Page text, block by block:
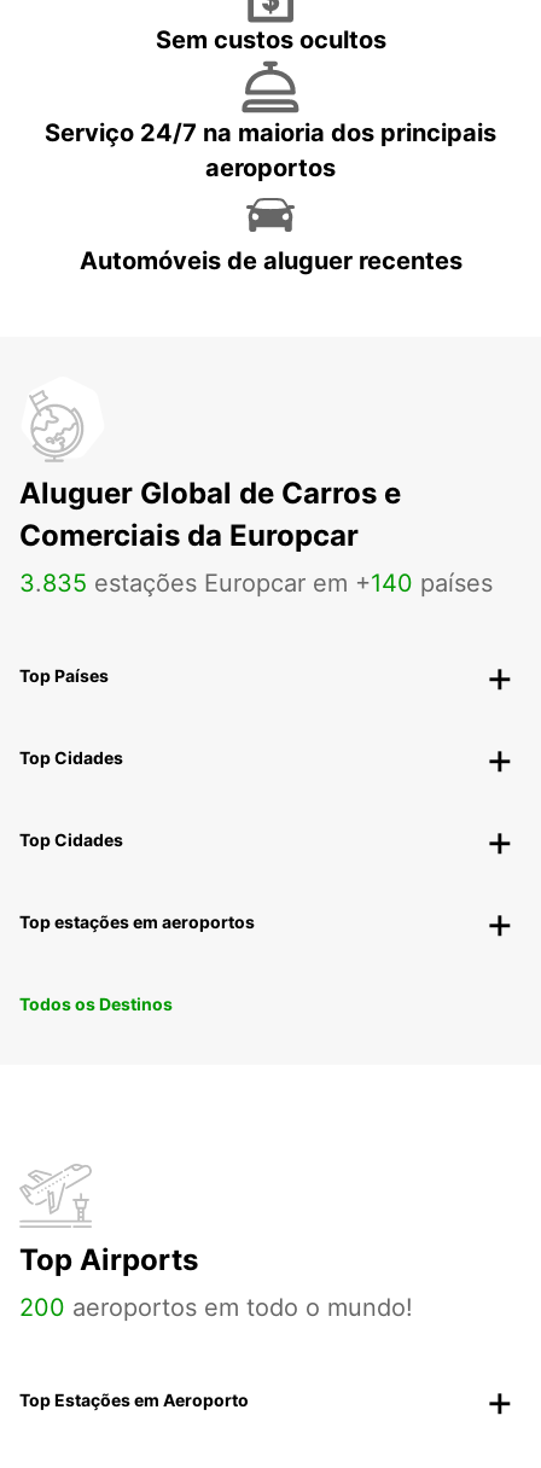
Sem custos ocultos
Serviço 24/7 na maioria dos principais
aeroportos
Automóveis de aluguer recentes
Aluguer Global de Carros e
Comerciais da Europcar
3.835 estações Europcar em +140 países
Top Países
Top Cidades
Top Cidades
Top estações em aeroportos
Todos os Destinos
Top Airports
200 aeroportos em todo o mundo!
Top Estações em Aeroporto